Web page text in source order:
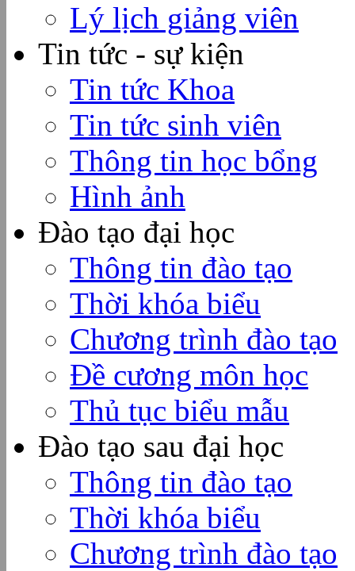
Lý lịch giảng viên
Tin tức - sự kiện
Tin tức Khoa
Tin tức sinh viên
Thông tin học bổng
Hình ảnh
Đào tạo đại học
Thông tin đào tạo
Thời khóa biểu
Chương trình đào tạo
Đề cương môn học
Thủ tục biểu mẫu
Đào tạo sau đại học
Thông tin đào tạo
Thời khóa biểu
Chương trình đào tạo